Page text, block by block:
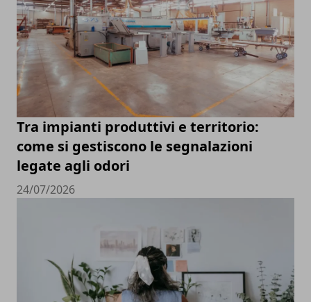
Tra impianti produttivi e territorio:
come si gestiscono le segnalazioni
legate agli odori
24/07/2026